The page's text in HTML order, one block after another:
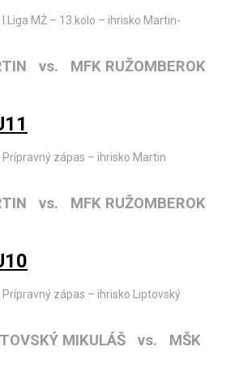
MŽ – 13.kolo – ihrisko Martin-
vs. MFK RUŽOMBEROK
zápas – ihrisko Martin
vs. MFK RUŽOMBEROK
zápas – ihrisko Liptovský
MIKULÁŠ vs. MŠK